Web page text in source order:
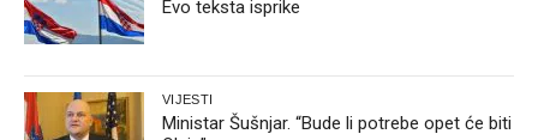
Evo teksta isprike
VIJESTI
Ministar Šušnjar. “Bude li potrebe opet će biti